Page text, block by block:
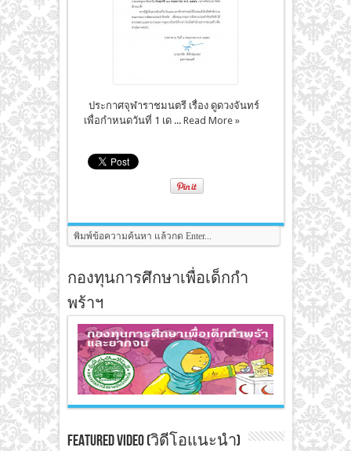
ประกาศจุฬาราชมนตรี เรื่อง ดูดวงจันทร์
เพื่อกำหนดวันที่ 1 เด ... Read More »
กองทุนการศึกษาเพื่อเด็กกำ
พร้าฯ
Featured Video (วิดีโอแนะนำ)